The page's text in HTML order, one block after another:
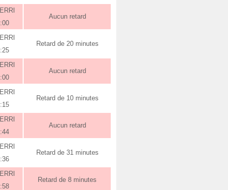
Aucun retard
Retard de 20 minutes
Aucun retard
Retard de 10 minutes
Aucun retard
Retard de 31 minutes
Retard de 8 minutes